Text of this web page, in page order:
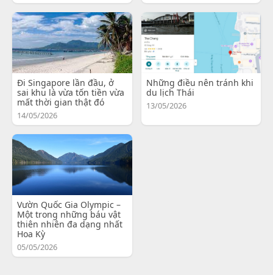
Đi Singapore lần đầu, ở
sai khu là vừa tốn tiền vừa
mất thời gian thật đó
14/05/2026
Những điều nên tránh khi
du lịch Thái
13/05/2026
Vườn Quốc Gia Olympic –
Một trong những báu vật
thiên nhiên đa dạng nhất
Hoa Kỳ
05/05/2026